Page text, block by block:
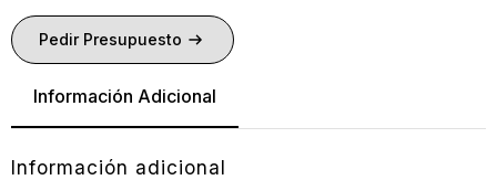
Pedir Presupuesto
Información Adicional
Información adicional